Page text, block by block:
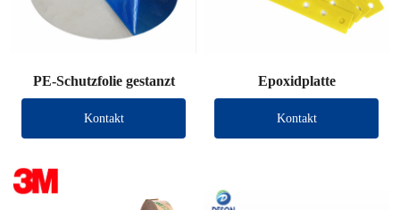
PE-Schutzfolie gestanzt
Kontakt
Epoxidplatte
Kontakt